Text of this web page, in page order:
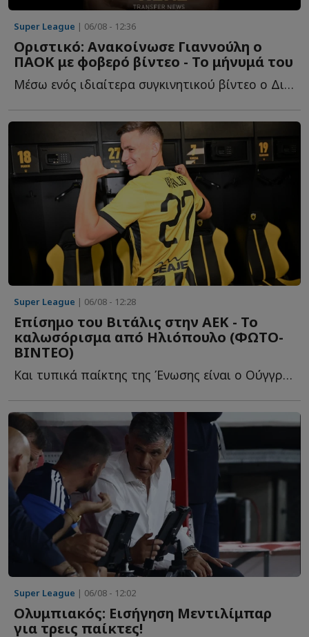
Super League | 06/08 - 12:36
Οριστικό: Ανακοίνωσε Γιαννούλη ο
ΠΑΟΚ με φοβερό βίντεο - Το μήνυμά του
Μέσω ενός ιδιαίτερα συγκινητικού βίντεο ο Δικέφαλος τ...
Super League | 06/08 - 12:28
Επίσημο του Βιτάλις στην ΑΕΚ - Το
καλωσόρισμα από Ηλιόπουλο (ΦΩΤΟ-
ΒΙΝΤΕΟ)
Και τυπικά παίκτης της Ένωσης είναι ο Ούγγρος χαφ, αφού α...
Super League | 06/08 - 12:02
Ολυμπιακός: Εισήγηση Μεντιλίμπαρ
για τρεις παίκτες!